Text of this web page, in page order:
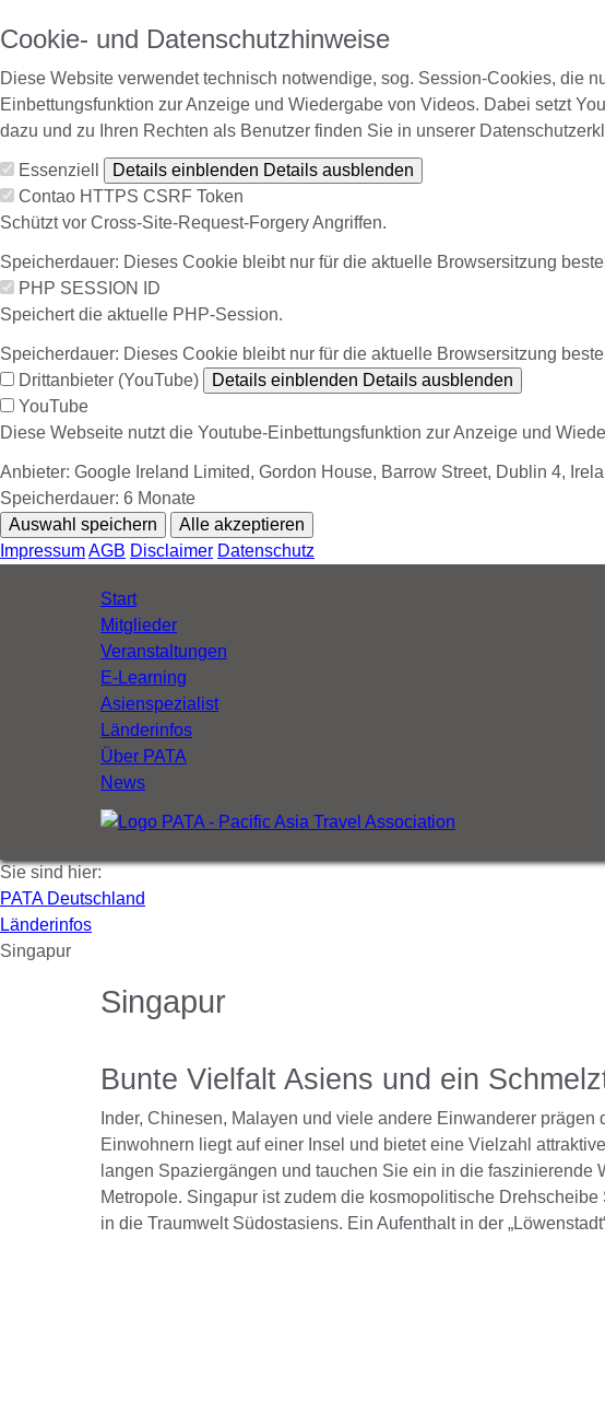
Cookie- und Datenschutzhinweise
Diese Website verwendet technisch notwendige, sog. Session-Cookies, die
Einbettungsfunktion zur Anzeige und Wiedergabe von Videos. Dabei setzt
dazu und zu Ihren Rechten als Benutzer finden Sie in unserer
Essenziell Details einblenden Details ausblenden
Contao HTTPS CSRF Token
Schützt vor Cross-Site-Request-Forgery Angriffen.
Speicherdauer: Dieses Cookie bleibt nur für die aktuelle Browsersitzung
PHP SESSION ID
Speichert die aktuelle PHP-Session.
Speicherdauer: Dieses Cookie bleibt nur für die aktuelle Browsersitzung
Drittanbieter (YouTube)
Details einblenden Details ausblenden
YouTube
Diese Webseite nutzt die Youtube-Einbettungsfunktion zur Anzeige und
Anbieter: Google Ireland Limited, Gordon House, Barrow Street, Dublin 4,
Speicherdauer: 6 Monate
Auswahl speichern
Alle akzeptieren
ImpressumAGB Disclaimer Datenschutz
Navigation
überspringen
Start
Mitglieder
Veranstaltungen
E-Learning
Asienspezialist
Länderinfos
Über PATA
News
Sie sind hier:
PATA Deutschland
Länderinfos
Singapur
Singapur
Bunte Vielfalt Asiens und ein
Inder, Chinesen, Malayen und viele andere Einwanderer
Einwohnern liegt auf einer Insel und bietet eine Vielzahl
langen Spaziergängen und tauchen Sie ein in die
Metropole. Singapur ist zudem die kosmopolitische
in die Traumwelt Südostasiens. Ein Aufenthalt in der